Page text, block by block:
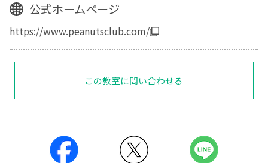
公式ホームページ
https://www.peanutsclub.com/
この教室に問い合わせる